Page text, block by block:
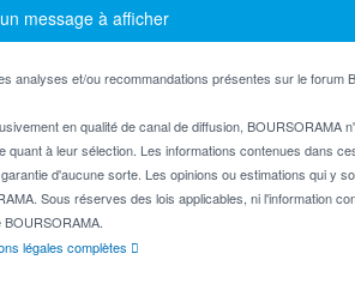
d'information
message à afficher
analyses et/ou recommandations présentes sur le
en qualité de canal de diffusion,
quant à leur sélection. Les informations contenues dans
d'aucune sorte. Les opinions ou estimations qui y
Sous réserves des lois applicables, ni l'information
légales complètes